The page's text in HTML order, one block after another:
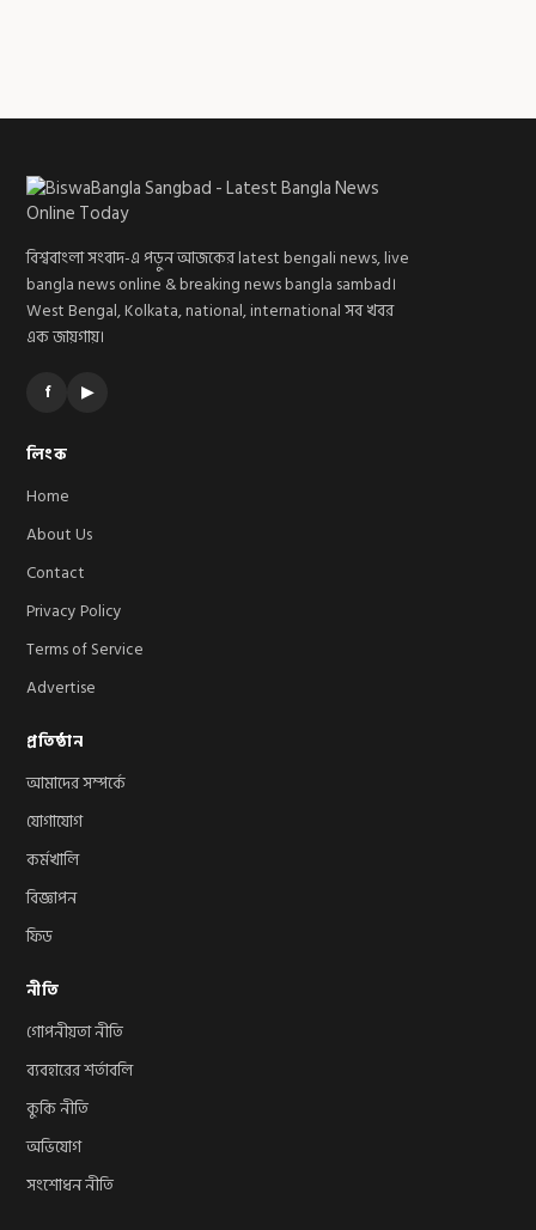
বিশ্ববাংলা সংবাদ-এ পড়ুন আজকের latest bengali news, live
bangla news online & breaking news bangla sambad।
West Bengal, Kolkata, national, international সব খবর
এক জায়গায়।
f ▶
লিংক
Home
About Us
Contact
Privacy Policy
Terms of Service
Advertise
প্রতিষ্ঠান
আমাদের সম্পর্কে
যোগাযোগ
কর্মখালি
বিজ্ঞাপন
ফিড
নীতি
গোপনীয়তা নীতি
ব্যবহারের শর্তাবলি
কুকি নীতি
অভিযোগ
সংশোধন নীতি